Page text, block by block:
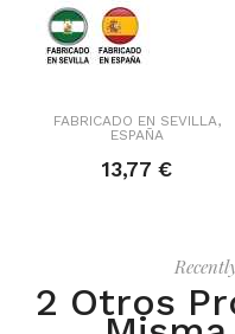
FABRICADO EN SEVILLA,
ESPAÑA
13,77 €
2 Otros